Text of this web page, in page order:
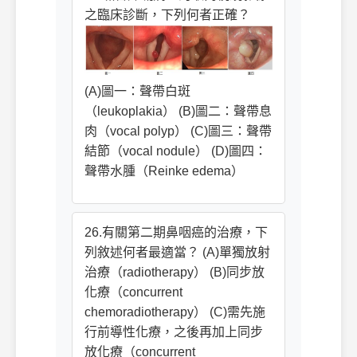
之臨床診斷，下列何者正確？
(A)圖一：聲帶白斑
（leukoplakia） (B)圖二：聲帶息
肉（vocal polyp） (C)圖三：聲帶
結節（vocal nodule） (D)圖四：
聲帶水腫（Reinke edema）
26.有關第二期鼻咽癌的治療，下
列敘述何者最適當？ (A)單獨放射
治療（radiotherapy） (B)同步放
化療（concurrent
chemoradiotherapy） (C)需先施
行前導性化療，之後再加上同步
放化療（concurrent